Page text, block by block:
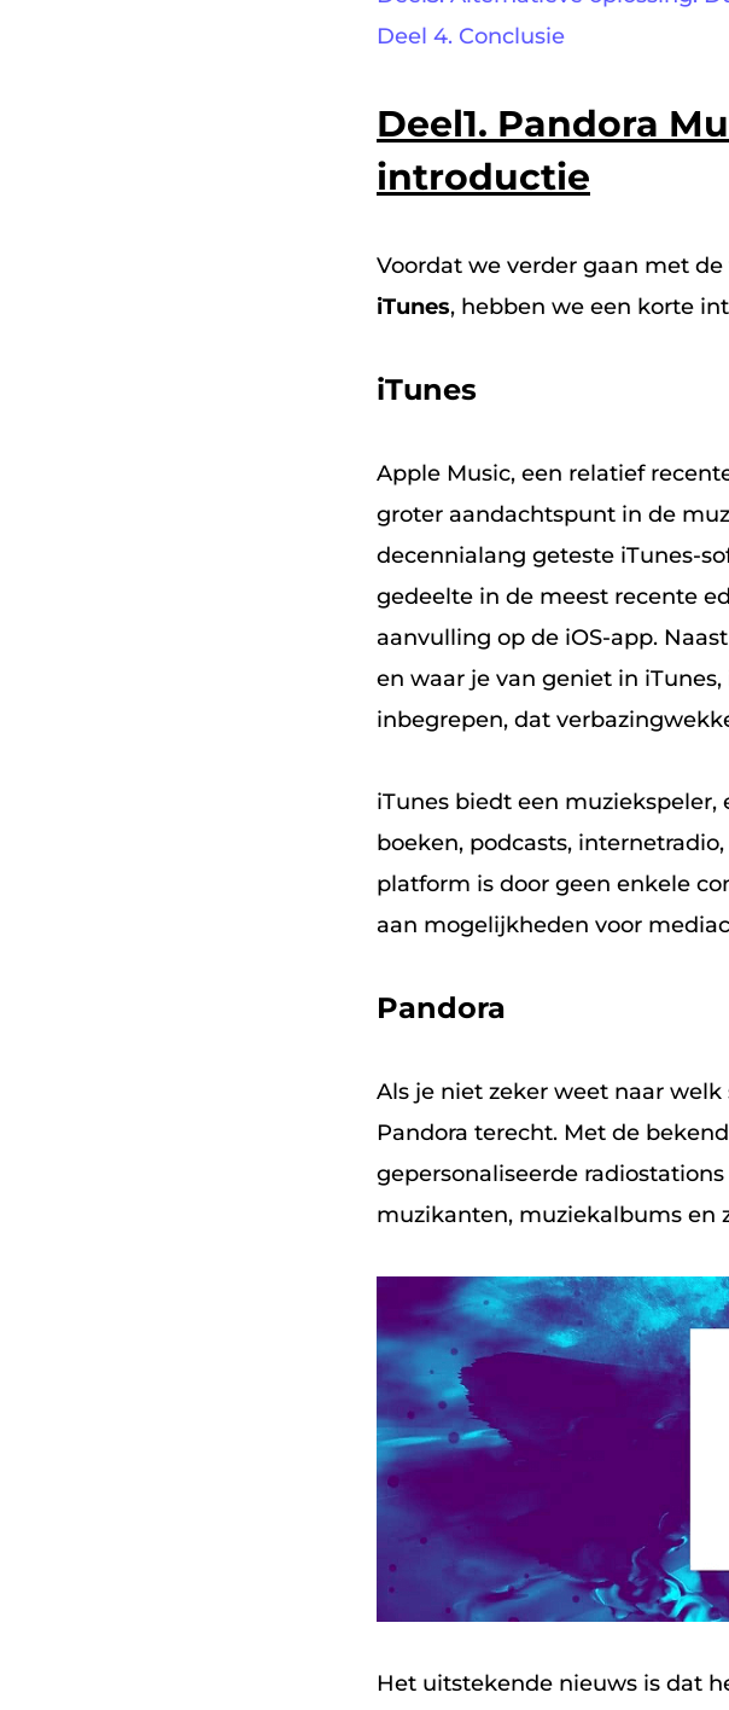
Deel 4. Conclusie
Deel1. Pandora
introductie
Voordat we verder gaan met
iTunes, hebben we een korte
iTunes
Apple Music, een relatief
groter aandachtspunt in de
decennialang geteste iTunes-
gedeelte in de meest recente
aanvulling op de iOS-app.
en waar je van geniet in
inbegrepen, dat
iTunes biedt een
boeken, podcasts,
platform is door geen enkele
aan mogelijkheden voor
Pandora
Als je niet zeker weet naar
Pandora terecht. Met de
gepersonaliseerde
muzikanten, muziekalbums en
Het uitstekende nieuws is dat